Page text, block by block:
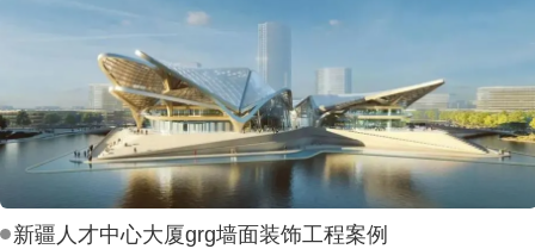
新疆人才中心大厦grg墙面装饰工程案例